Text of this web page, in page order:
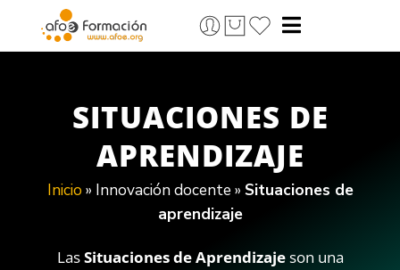
SITUACIONES DE
APRENDIZAJE
Inicio » Innovación docente » Situaciones de
aprendizaje
LasSituaciones de Aprendizajeson una